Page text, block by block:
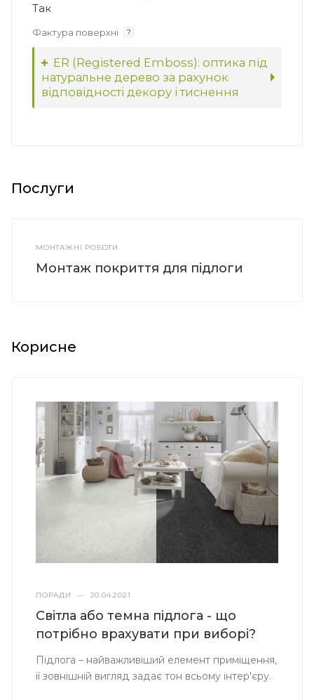
Так
Фактура поверхні ?
ER (Registered Emboss): оптика під
натуральне дерево за рахунок
відповідності декору і тиснення
Послуги
МОНТАЖНІ РОБОТИ
Монтаж покриття для підлоги
Корисне
ПОРАДИ — 20.04.2021
Світла або темна підлога - що
потрібно врахувати при виборі?
Підлога – найважливіший елемент приміщення,
її зовнішній вигляд задає тон всьому інтер'єру.